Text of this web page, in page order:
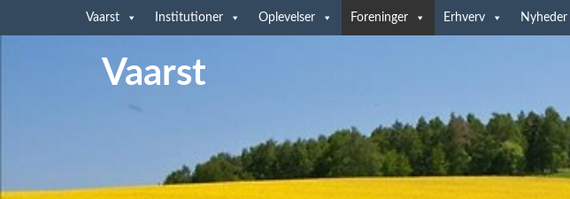
Vaarst Institutioner Oplevelser Foreninger Erhverv Nyheder
Vaarst